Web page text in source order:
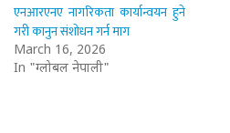
एनआरएनए नागरिकता कार्यान्वयन हुने
गरी कानुन संशोधन गर्न माग
March 16, 2026
In "ग्लोबल नेपाली"